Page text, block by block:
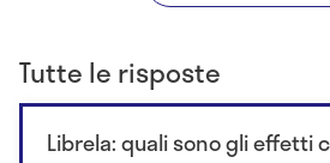
Tutte le risposte
Librela: quali sono gli effetti